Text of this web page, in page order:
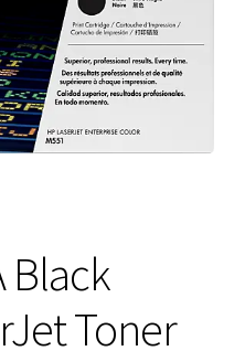
Black
Toner